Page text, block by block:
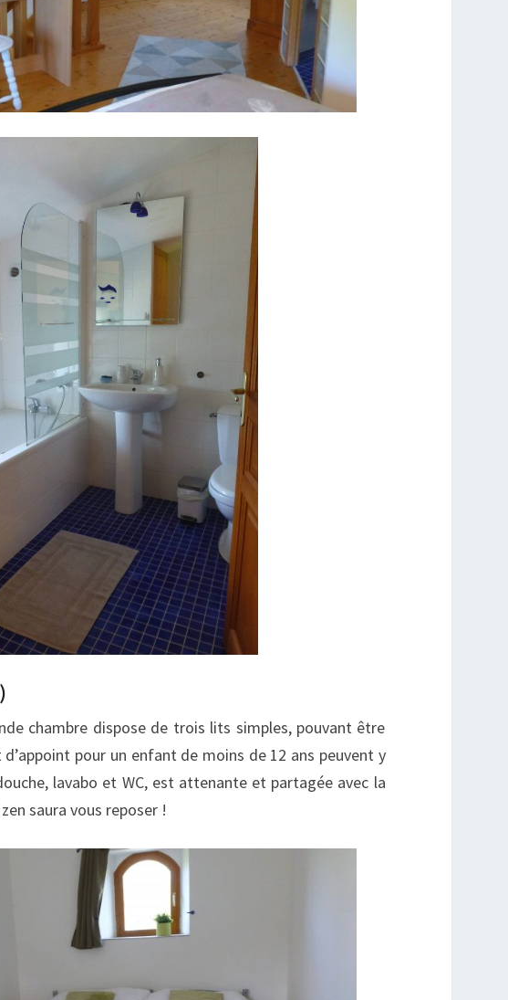
chambre dispose de trois lits simples, pouvant être
pour un enfant de moins de 12 ans peuvent y
lavabo et WC, est attenante et partagée avec la
saura vous reposer !